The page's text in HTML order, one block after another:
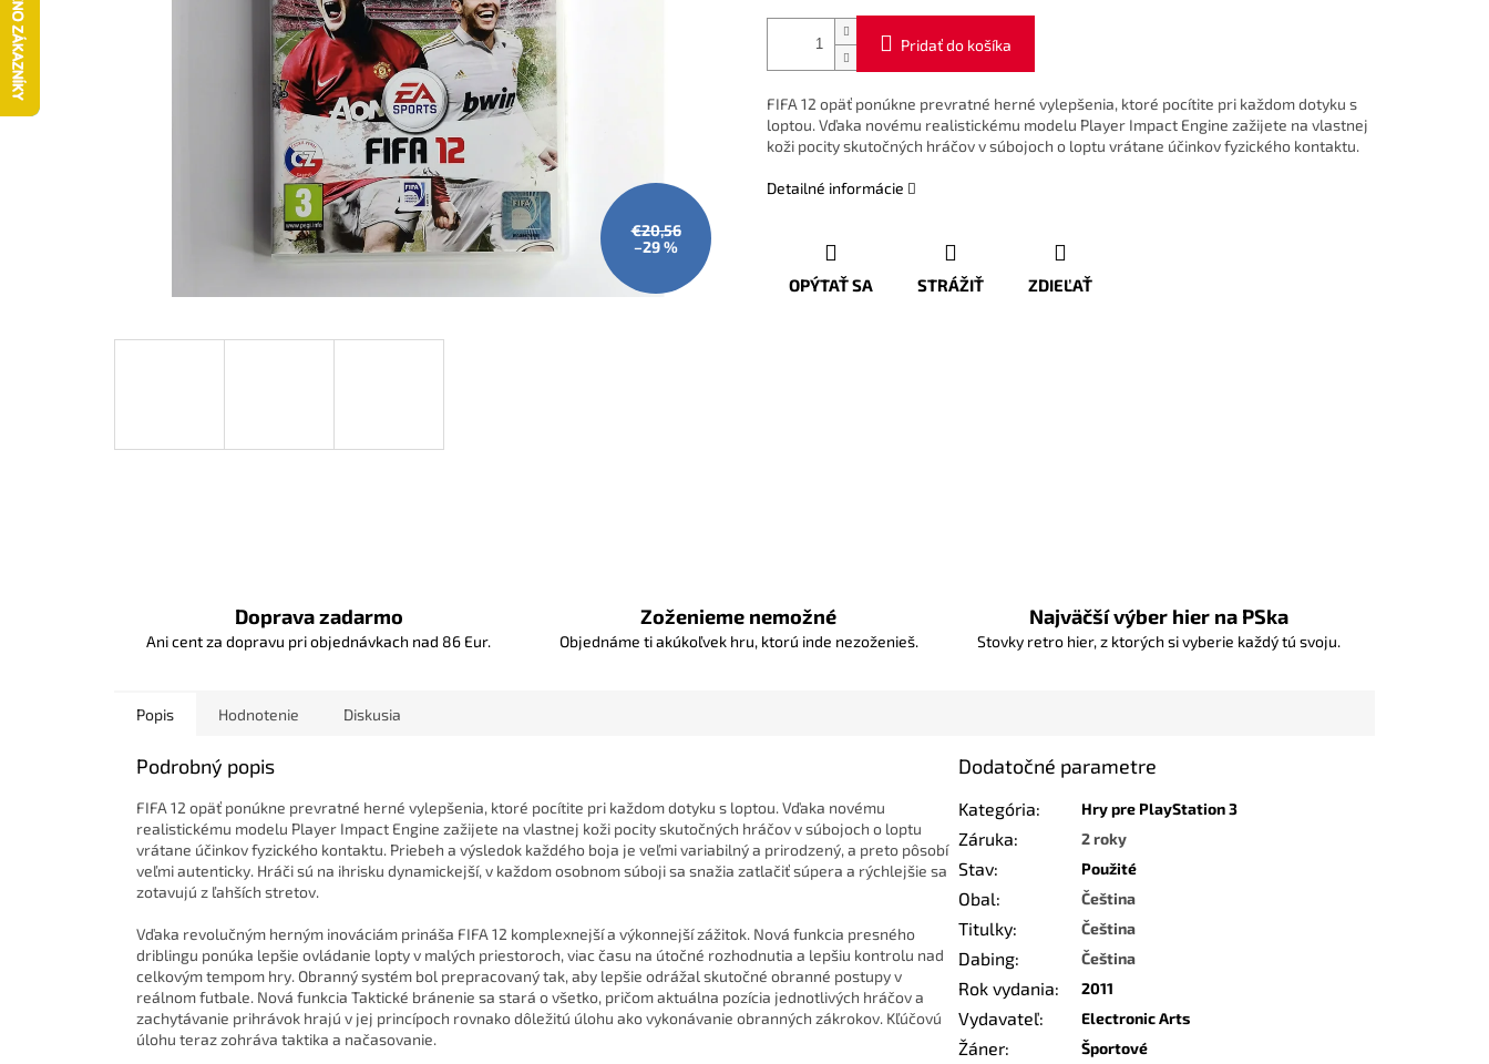
€20,56
–29 %
Pridať do košíka
FIFA 12 opäť ponúkne prevratné herné vylepšenia, ktoré pocítite pri každom dotyku s
loptou. Vďaka novému realistickému modelu Player Impact Engine zažijete na vlastnej
koži pocity skutočných hráčov v súbojoch o loptu vrátane účinkov fyzického kontaktu.
Detailné informácie
OPÝTAŤ SA STRÁŽIŤ ZDIEĽAŤ
Doprava zadarmo
Ani cent za dopravu pri objednávkach nad 86 Eur.
Zoženieme nemožné
Objednáme ti akúkoľvek hru, ktorú inde nezoženieš.
Najväčší výber hier na PSka
Stovky retro hier, z ktorých si vyberie každý tú svoju.
Popis Hodnotenie Diskusia
Podrobný popis
FIFA 12 opäť ponúkne prevratné herné vylepšenia, ktoré pocítite pri každom dotyku s loptou. Vďaka novému
realistickému modelu Player Impact Engine zažijete na vlastnej koži pocity skutočných hráčov v súbojoch o loptu
vrátane účinkov fyzického kontaktu. Priebeh a výsledok každého boja je veľmi variabilný a prirodzený, a preto pôsobí
veľmi autenticky. Hráči sú na ihrisku dynamickejší, v každom osobnom súboji sa snažia zatlačiť súpera a rýchlejšie sa
zotavujú z ľahších stretov.
Vďaka revolučným herným inováciám prináša FIFA 12 komplexnejší a výkonnejší zážitok. Nová funkcia presného
driblingu ponúka lepšie ovládanie lopty v malých priestoroch, viac času na útočné rozhodnutia a lepšiu kontrolu nad
celkovým tempom hry. Obranný systém bol prepracovaný tak, aby lepšie odrážal skutočné obranné postupy v
reálnom futbale. Nová funkcia Taktické bránenie sa stará o všetko, pričom aktuálna pozícia jednotlivých hráčov a
zachytávanie prihrávok hrajú v jej princípoch rovnako dôležitú úlohu ako vykonávanie obranných zákrokov. Kľúčovú
úlohu teraz zohráva taktika a načasovanie.
Dodatočné parametre
Kategória: Hry pre PlayStation 3
Záruka: 2 roky
Stav: Použité
Obal: Čeština
Titulky: Čeština
Dabing: Čeština
Rok vydania: 2011
Vydavateľ: Electronic Arts
Žáner: Športové